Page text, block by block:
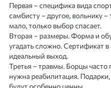
Первая – специфика вида
самбисту – другое, вольнику
мало, только выбор спасает.
Вторая – размеры. Форма и
угадать сложно. Сертификат
идеальный выход.
Третья – травмы. Борцы
нужна реабилитация.
будут особенно ценны.